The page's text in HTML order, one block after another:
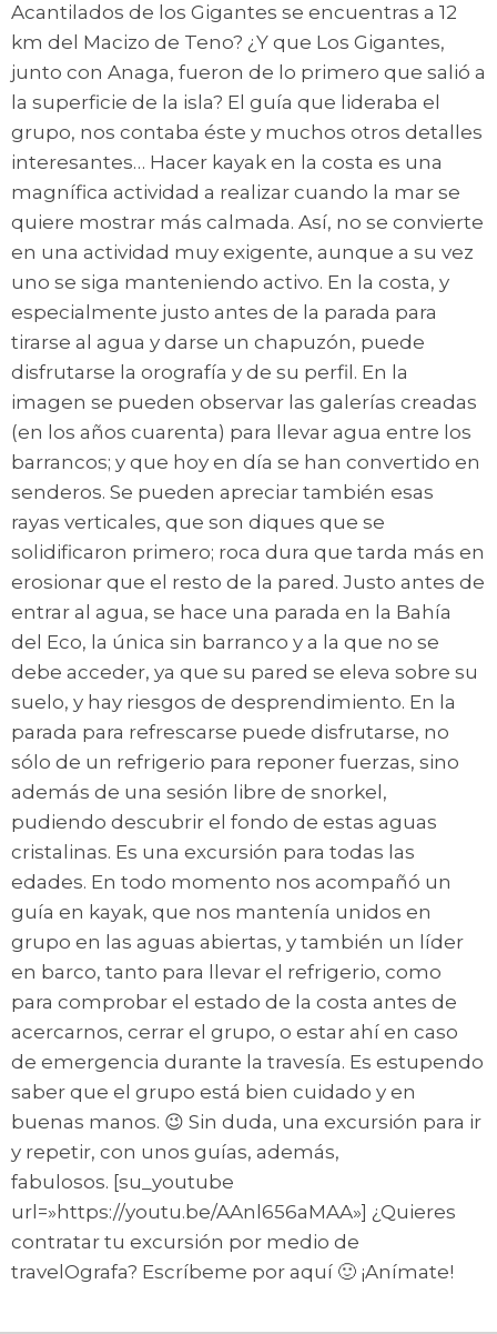
Acantilados de los Gigantes se encuentras a 12
km del Macizo de Teno? ¿Y que Los Gigantes,
junto con Anaga, fueron de lo primero que salió a
la superficie de la isla? El guía que lideraba el
grupo, nos contaba éste y muchos otros detalles
interesantes… Hacer kayak en la costa es una
magnífica actividad a realizar cuando la mar se
quiere mostrar más calmada. Así, no se convierte
en una actividad muy exigente, aunque a su vez
uno se siga manteniendo activo. En la costa, y
especialmente justo antes de la parada para
tirarse al agua y darse un chapuzón, puede
disfrutarse la orografía y de su perfil. En la
imagen se pueden observar las galerías creadas
(en los años cuarenta) para llevar agua entre los
barrancos; y que hoy en día se han convertido en
senderos. Se pueden apreciar también esas
rayas verticales, que son diques que se
solidificaron primero; roca dura que tarda más en
erosionar que el resto de la pared. Justo antes de
entrar al agua, se hace una parada en la Bahía
del Eco, la única sin barranco y a la que no se
debe acceder, ya que su pared se eleva sobre su
suelo, y hay riesgos de desprendimiento. En la
parada para refrescarse puede disfrutarse, no
sólo de un refrigerio para reponer fuerzas, sino
además de una sesión libre de snorkel,
pudiendo descubrir el fondo de estas aguas
cristalinas. Es una excursión para todas las
edades. En todo momento nos acompañó un
guía en kayak, que nos mantenía unidos en
grupo en las aguas abiertas, y también un líder
en barco, tanto para llevar el refrigerio, como
para comprobar el estado de la costa antes de
acercarnos, cerrar el grupo, o estar ahí en caso
de emergencia durante la travesía. Es estupendo
saber que el grupo está bien cuidado y en
buenas manos. 😉 Sin duda, una excursión para ir
y repetir, con unos guías, además,
fabulosos. [su_youtube
url=»https://youtu.be/AAnl656aMAA»] ¿Quieres
contratar tu excursión por medio de
travelOgrafa? Escríbeme por aquí 🙂 ¡Anímate!